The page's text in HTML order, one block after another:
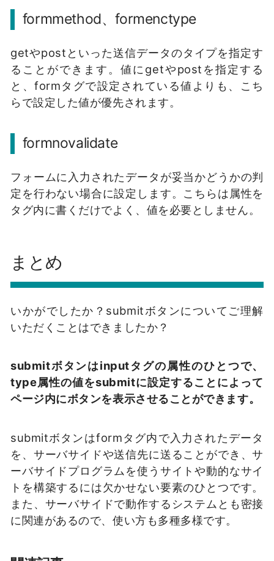
formmethod、formenctype
getやpostといった送信データのタイプを指定す
ることができます。値にgetやpostを指定する
と、formタグで設定されている値よりも、こち
らで設定した値が優先されます。
formnovalidate
フォームに入力されたデータが妥当かどうかの判
定を行わない場合に設定します。こちらは属性を
タグ内に書くだけでよく、値を必要としません。
まとめ
いかがでしたか？submitボタンについてご理解
いただくことはできましたか？
submitボタンはinputタグの属性のひとつで、
type属性の値をsubmitに設定することによって
ページ内にボタンを表示させることができます。
submitボタンはformタグ内で入力されたデータ
を、サーバサイドや送信先に送ることができ、サ
ーバサイドプログラムを使うサイトや動的なサイ
トを構築するには欠かせない要素のひとつです。
また、サーバサイドで動作するシステムとも密接
に関連があるので、使い方も多種多様です。